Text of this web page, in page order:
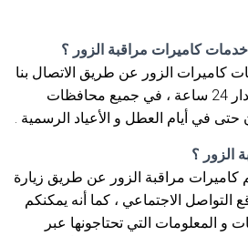
كاميرات مراقبة الزور ؟
كاميرات الزور عن طريق الاتصال بنا
، فخدماتنا متوفرة على مدار 24 ساعة ، في جميع محافظات
حتى في أيام العطل و الأعياد الرسمية .
الزور ؟
مراقبة الزور عن طريق زيارة
الاجتماعي ، كما أنه يمكنكم
و المعلومات التي تحتاجونها عبر